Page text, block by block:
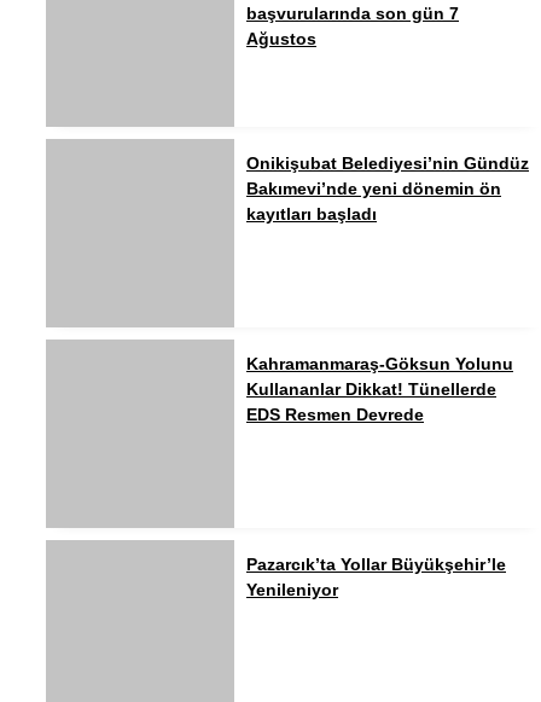
başvurularında son gün 7
Ağustos
Onikişubat Belediyesi’nin Gündüz
Bakımevi’nde yeni dönemin ön
kayıtları başladı
Kahramanmaraş-Göksun Yolunu
Kullananlar Dikkat! Tünellerde
EDS Resmen Devrede
Pazarcık’ta Yollar Büyükşehir’le
Yenileniyor